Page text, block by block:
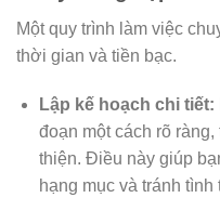
Một quy trình làm việc
thời gian và tiền bạc.
Lập kế hoạch chi tiết:
đoạn một cách rõ
thiện. Điều này giúp
hạng mục và tránh